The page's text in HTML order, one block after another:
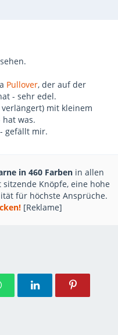
Pullover, der auf der
- sehr edel.
mit kleinem
hat was.
gefällt mir.
in 460 Farben in allen
sitzende Knöpfe, eine hohe
für höchste Ansprüche.
[Reklame]